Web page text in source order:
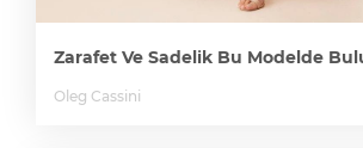
Zarafet Ve Sadelik Bu Modelde
Oleg Cassini